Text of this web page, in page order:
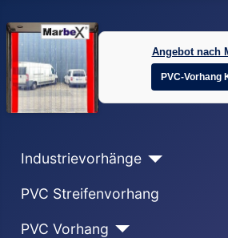
Angebot nach
PVC-Vorhang
Industrievorhänge
PVC Streifenvorhang
PVC Vorhang